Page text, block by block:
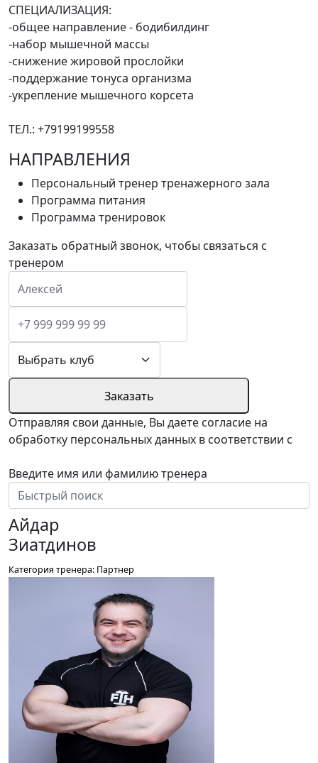
СПЕЦИАЛИЗАЦИЯ:
-общее направление - бодибилдинг
-набор мышечной массы
-снижение жировой прослойки
-поддержание тонуса организма
-укрепление мышечного корсета
ТЕЛ.: +79199199558
НАПРАВЛЕНИЯ
Персональный тренер тренажерного зала
Программа питания
Программа тренировок
Заказать обратный звонок, чтобы связаться с
тренером
Заказать
Отправляя свои данные, Вы даете согласие на
обработку персональных данных в соответствии с
Введите имя или фамилию тренера
Айдар
Зиатдинов
Категория тренера: Партнер